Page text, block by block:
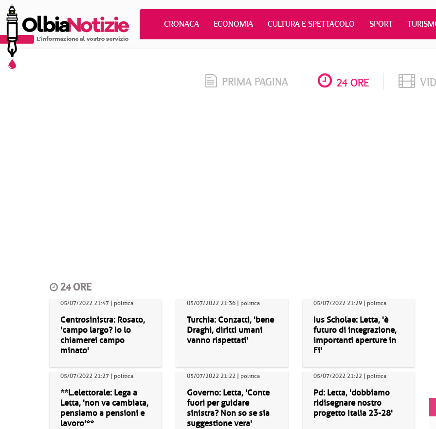
CRONACA ECONOMIA CULTURA E SPETTACOLO SPORT
PRIMA PAGINA 24 ORE
24 ORE
05/07/2022 21:47 | politica
Centrosinistra: Rosato,
'campo largo? Io lo
chiamerei campo
minato'
05/07/2022 21:36 | politica
Turchia: Conzatti, 'bene
Draghi, diritti umani
vanno rispettati'
05/07/2022 21:29 | politica
Ius Scholae: Letta, 'è
futuro di integrazione,
importanti aperture in
Fi'
05/07/2022 21:27 | politica
**L.elettorale: Lega a
Letta, 'non va cambiata,
pensiamo a pensioni e
lavoro'**
05/07/2022 21:22 | politica
Governo: Letta, 'Conte
fuori per guidare
sinistra? Non so se sia
suggestione vera'
05/07/2022 21:22 | politica
Pd: Letta, 'dobbiamo
ridisegnare nostro
progetto Italia 23-28'